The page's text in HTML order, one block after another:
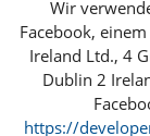
Wir
Facebook,
Ireland Ltd., 4
Dublin 2
https://